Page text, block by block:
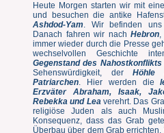
Heute Morgen starten wir mit
und besuchen die antike
Ashdod-Yam. Wir befinden
Danach fahren wir nach Hebron,
immer wieder durch die Presse
wechselvollen Geschichte
Gegenstand des Nahostkonflikts
Sehenswürdigkeit, der Höhle
Patriarchen. Hier werden die
Erzväter Abraham, Isaak,
Rebekka und Leaverehrt. Das
religiöse Juden als auch
Konsequenz, dass das Grab
Überbau über dem Grab